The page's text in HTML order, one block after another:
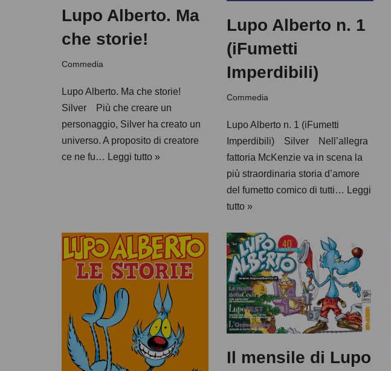
Lupo Alberto. Ma
che storie!
Commedia
Lupo Alberto. Ma che storie!
Silver Più che creare un
personaggio, Silver ha creato un
universo. A proposito di creatore
ce ne fu… Leggi tutto »
Lupo Alberto n. 1
(iFumetti
Imperdibili)
Commedia
Lupo Alberto n. 1 (iFumetti
Imperdibili) Silver Nell’allegra
fattoria McKenzie va in scena la
più straordinaria storia d’amore
del fumetto comico di tutti… Leggi
tutto »
Il mensile di Lupo